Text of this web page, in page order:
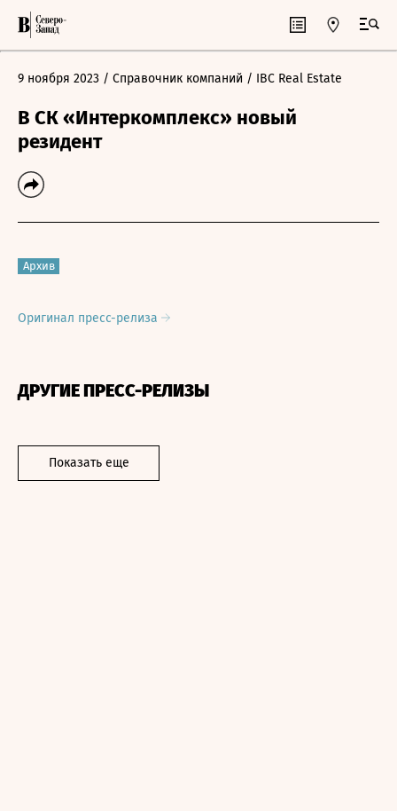
9 ноября 2023 / Справочник компаний / IBC Real Estate
В СК «Интеркомплекс» новый
резидент
Архив
Оригинал пресс-релиза
ДРУГИЕ ПРЕСС-РЕЛИЗЫ
Показать еще